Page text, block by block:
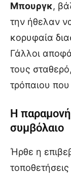
Μπουργκ,
την ήθελαν
κορυφαία
Γάλλοι
τους
τρόπαιου
Η παραμονή
συμβόλαιο
Ήρθε η